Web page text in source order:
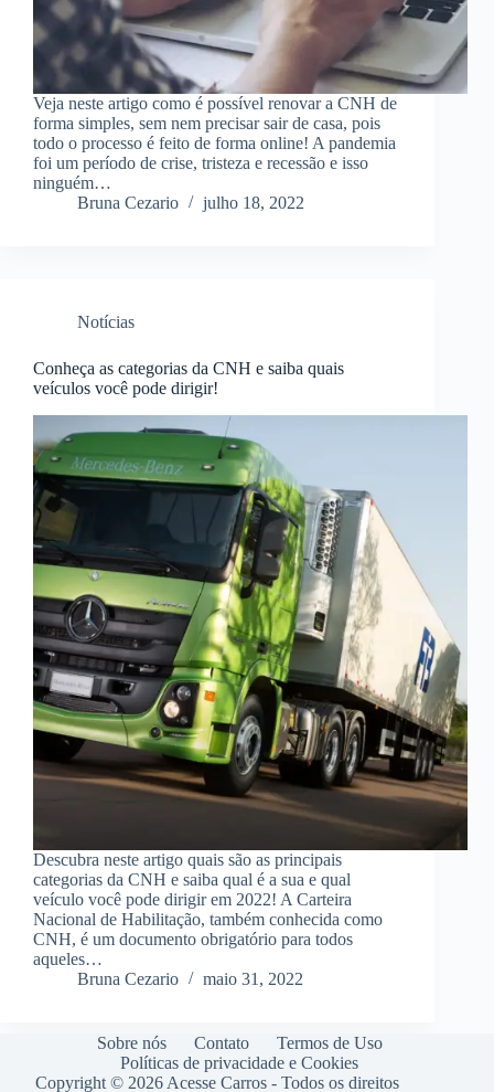
Veja neste artigo como é possível renovar a CNH de
forma simples, sem nem precisar sair de casa, pois
todo o processo é feito de forma online! A pandemia
foi um período de crise, tristeza e recessão e isso
ninguém…
Bruna Cezario
julho 18, 2022
Notícias
Conheça as categorias da CNH e saiba quais
veículos você pode dirigir!
Descubra neste artigo quais são as principais
categorias da CNH e saiba qual é a sua e qual
veículo você pode dirigir em 2022! A Carteira
Nacional de Habilitação, também conhecida como
CNH, é um documento obrigatório para todos
aqueles…
Bruna Cezario
maio 31, 2022
Sobre nós Contato
Termos de Uso
Políticas de privacidade e Cookies
Copyright © 2026 Acesse Carros - Todos os direitos